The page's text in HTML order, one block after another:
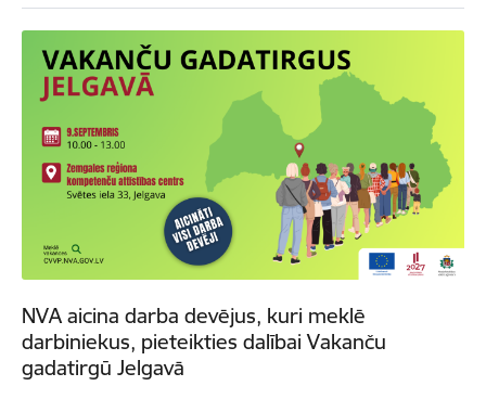
NVA aicina darba devējus, kuri meklē
darbiniekus, pieteikties dalībai Vakanču
gadatirgū Jelgavā